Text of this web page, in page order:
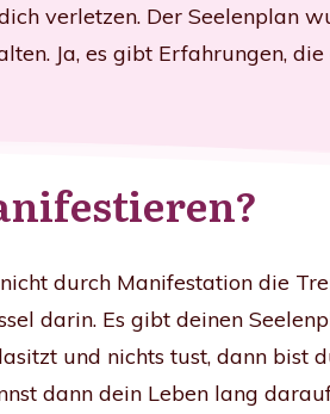
verletzen. Der Seelenplan
Ja, es gibt Erfahrungen,
durch Manifestation die
darin. Es gibt deinen
und nichts tust, dann bist
dann dein Leben lang